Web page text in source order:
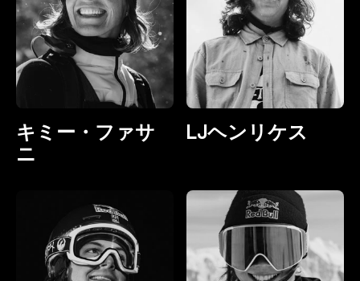
キミー・ファサ
ニ
LJヘンリケス